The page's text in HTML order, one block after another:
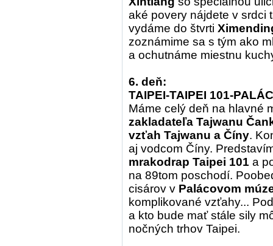
aké povery nájdete v srdci
vydáme do štvrti
zoznámime sa s tým ako
a ochutnáme miestnu
6. deň:
TAIPEI-TAIPEI 101-
Máme celý deň na hlavné
zakladateľa Tajwanu
vzťah Tajwanu a Číny.
aj vodcom Číny.
mrakodrap Taipei 101 a
na 89tom poschodí.
cisárov v Palácovom
komplikované vzťahy...
a kto bude mať stále sily
nočných trhov Taipei.